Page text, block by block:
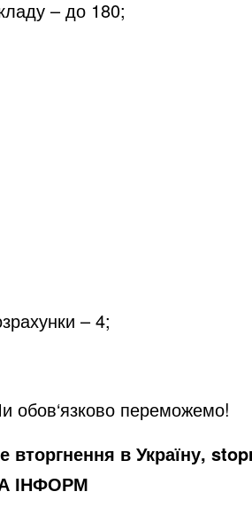
– до 180;
– 4;
обов‘язково переможемо!
вторгнення в Україну,
ІНФОРМ